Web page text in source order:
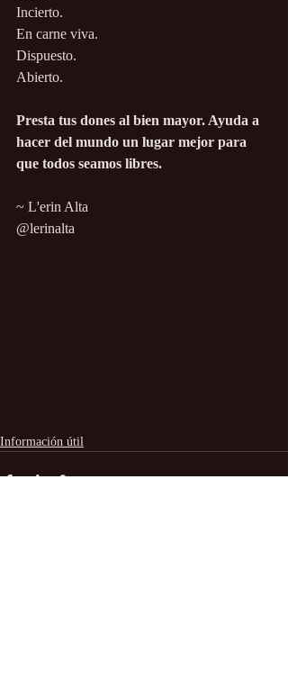
Incierto.
En carne viva.
Dispuesto.
Abierto.
Presta tus dones al bien mayor. Ayuda a
hacer del mundo un lugar mejor para
que todos seamos libres.
~ L'erin Alta
@lerinalta
Información útil